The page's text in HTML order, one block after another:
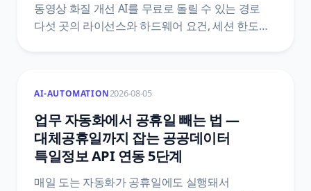
동영상 화질 개선 AI를 무료로 돌릴 수 있는 경로
다섯 곳의 라이선스와 하드웨어 요건, 세션 한도를
시간까지 정리하고 AI가 못 살리는 원본을 다섯
문항으로 가려냈어요.
AI-AUTOMATION2026-08-05
업무 자동화에서 공휴일 빼는 법 —
대체공휴일까지 잡는 공공데이터
특일정보 API 연동 5단계
매일 도는 자동화가 공휴일에도 실행돼서